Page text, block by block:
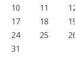
10
11
17
18
24
25
31